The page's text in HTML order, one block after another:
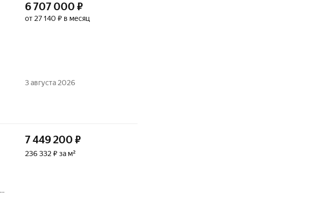
6 707 000 ₽
от 27 140 ₽ в месяц
3 августа 2026
7 449 200 ₽
236 332 ₽ за м²